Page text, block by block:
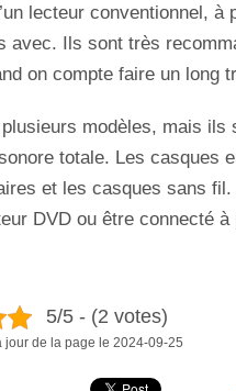
lecteur conventionnel, à
avec. Ils sont très
on compte faire un long
plusieurs modèles, mais
totale. Les casques
et les casques sans
DVD ou être connecté
5/5 - (2 votes)
jour de la page le 2024-09-25